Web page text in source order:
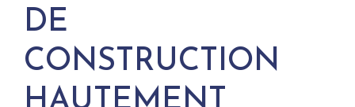
DE
CONSTRUCTION